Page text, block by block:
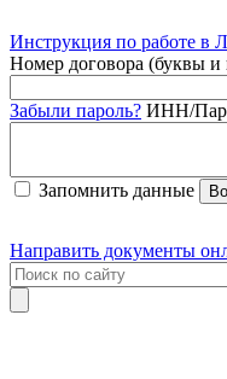
Инструкция по работе в
Номер договора (буквы
Забыли пароль? ИНН/
Запомнить данные
Направить документы